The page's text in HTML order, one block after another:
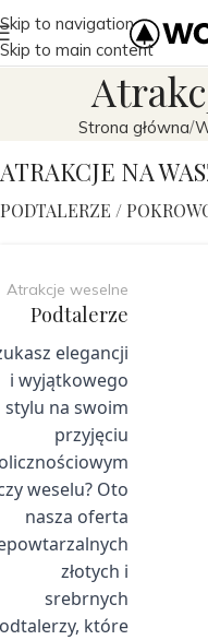
Skip to navigation
Skip to main content
Strona główna
ATRAKCJE NA
PODTALERZE /
Atrakcje weselne
Podtalerze
elegancji
i wyjątkowego
stylu na swoim
przyjęciu
weselu? Oto
nasza oferta
złotych i
srebrnych
które